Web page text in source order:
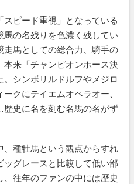
ピード重視」となっている
の名残りを色濃く残してい
走馬としての総合力、騎手の
本来「チャンピオンホース決
シンボリルドルフやメジロ
クにテイエムオペラオー、
史に名を刻む名馬の名がず
種牡馬という観点からすれ
グレースと比較して低い部
往年のファンの中には歴史